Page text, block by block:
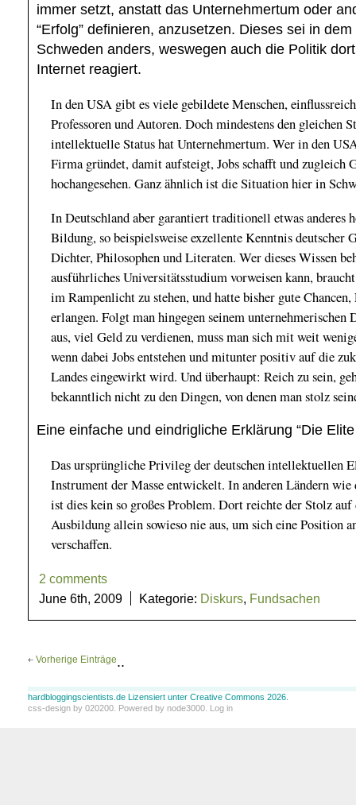
immer setzt, anstatt das Unternehmertum oder
“Erfolg” definieren, anzusetzen. Dieses sei in
Schweden anders, weswegen auch die Politik
Internet reagiert.
In den USA gibt es viele gebildete Menschen,
Professoren und Autoren. Doch mindestens den gleichen
intellektuelle Status hat Unternehmertum. Wer in den
Firma gründet, damit aufsteigt, Jobs schafft und zugleich
hochangesehen. Ganz ähnlich ist die Situation hier in
In Deutschland aber garantiert traditionell etwas anderes
Bildung, so beispielsweise exzellente Kenntnis deutscher
Dichter, Philosophen und Literaten. Wer dieses Wissen
ausführliches Universitätsstudium vorweisen kann,
im Rampenlicht zu stehen, und hatte bisher gute
erlangen. Folgt man hingegen seinem unternehmerischen
aus, viel Geld zu verdienen, muss man sich mit weit
wenn dabei Jobs entstehen und mitunter positiv auf die
Landes eingewirkt wird. Und überhaupt: Reich zu sein,
bekanntlich nicht zu den Dingen, von denen man stolz
Eine einfache und eindrigliche Erklärung “Die
Das ursprüngliche Privileg der deutschen intellektuellen
Instrument der Masse entwickelt. In anderen Ländern wie
ist dies kein so großes Problem. Dort reichte der Stolz auf
Ausbildung allein sowieso nie aus, um sich eine Position
verschaffen.
2 comments
June 6th, 2009
Kategorie: Diskurs, Fundsachen
Vorherige Einträge..
hardbloggingscientists.de Lizensiert unter Creative Commons 2026.
css-design by 020200 . Powered by node3000 Log in